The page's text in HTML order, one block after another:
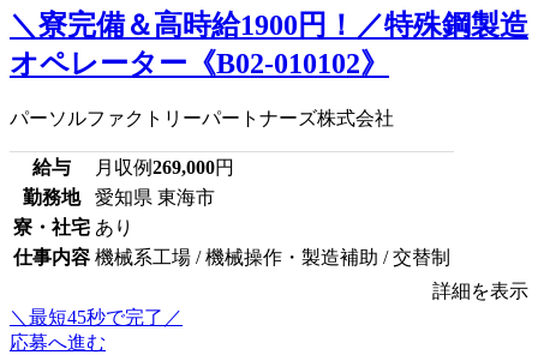
＼寮完備＆高時給1900円！／特殊鋼製造
オペレーター《B02-010102》
パーソルファクトリーパートナーズ株式会社
給与 月収例269,000円
勤務地
愛知県 東海市
寮・社宅 あり
仕事内容 機械系工場 / 機械操作・製造補助 / 交替制
詳細を表示
＼最短45秒で完了／
応募へ進む